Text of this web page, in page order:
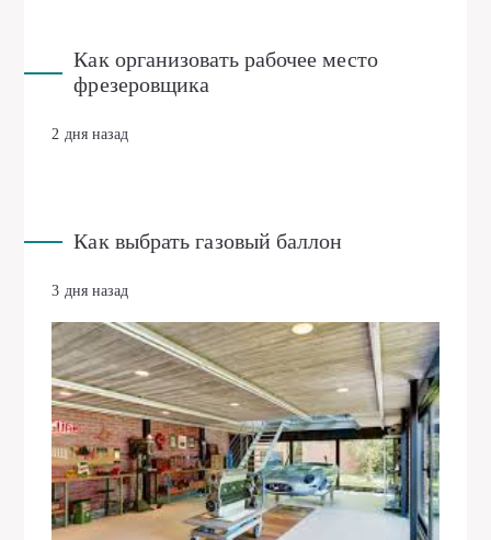
Как организовать рабочее место
фрезеровщика
2 дня назад
Как выбрать газовый баллон
3 дня назад